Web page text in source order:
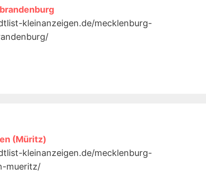
kleinanzeigen.de/mecklenburg-
(Müritz)
kleinanzeigen.de/mecklenburg-
mueritz/